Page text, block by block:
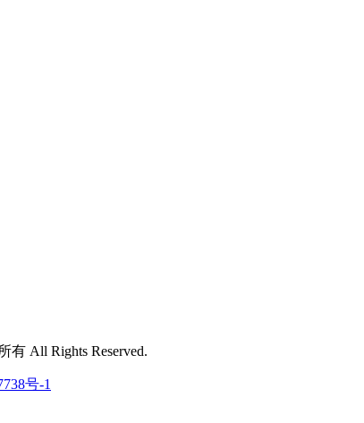
有 All Rights Reserved.
号-1